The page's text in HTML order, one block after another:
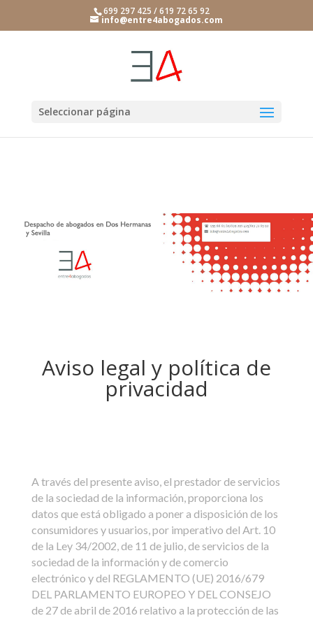
699 297 425 / 619 72 65 92
info@entre4abogados.com
Seleccionar página
Aviso legal y política de
privacidad
A través del presente aviso, el prestador de servicios
de la sociedad de la información, proporciona los
datos que está obligado a poner a disposición de los
consumidores y usuarios, por imperativo del Art. 10
de la Ley 34/2002, de 11 de julio, de servicios de la
sociedad de la información y de comercio
electrónico y del REGLAMENTO (UE) 2016/679
DEL PARLAMENTO EUROPEO Y DEL CONSEJO
de 27 de abril de 2016 relativo a la protección de las